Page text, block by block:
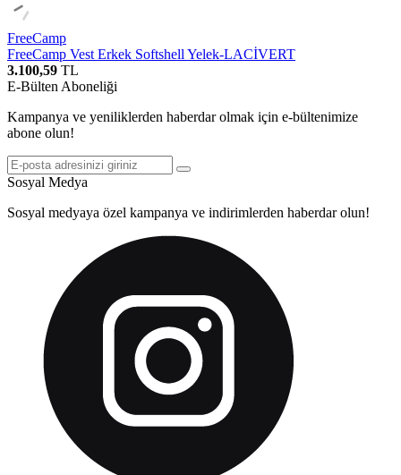
FreeCamp
FreeCamp Vest Erkek Softshell Yelek-LACİVERT
3.100,59 TL
E-Bülten Aboneliği
Kampanya ve yeniliklerden haberdar olmak için e-bültenimize
abone olun!
Sosyal Medya
Sosyal medyaya özel kampanya ve indirimlerden haberdar olun!